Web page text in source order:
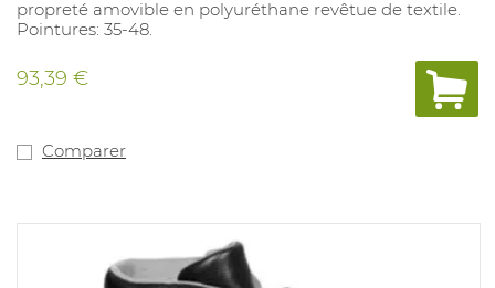
propreté amovible en polyuréthane revêtue de textile.
Pointures: 35-48.
93,39 €
Comparer